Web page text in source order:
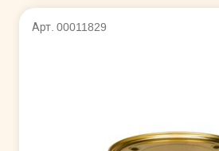
Арт. 00011829